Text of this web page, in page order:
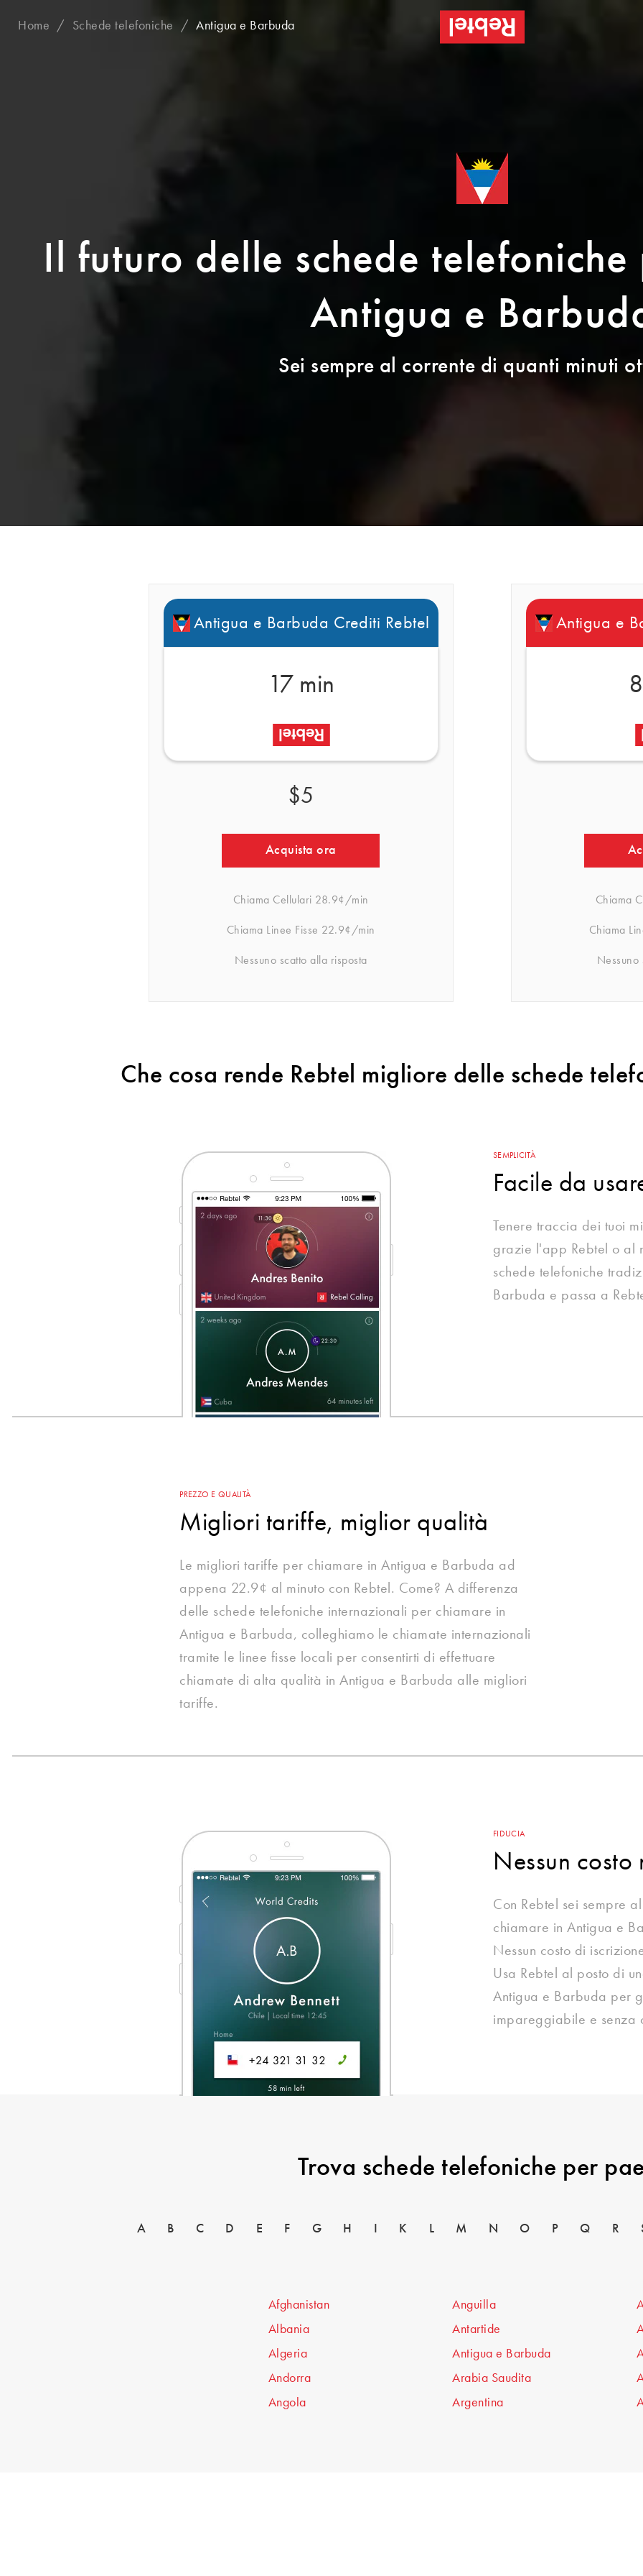
Home Schede telefoniche Antigua e Barbuda
Il futuro delle schede
Antigua e
Sei sempre al corrente di quanti minuti
Antigua e Barbuda Crediti Rebtel
17 min
$5
Acquista ora
Chiama Cellulari 28.9¢/min
Chiama Linee Fisse 22.9¢/min
Nessuno scatto alla risposta
Antigua e
Chiama
Chiama
Nessuno
Che cosa rende Rebtel migliore delle schede
SEMPLICITÀ
Facile da
Tenere traccia dei tuoi
grazie l'app Rebtel o al
schede telefoniche
Barbuda e passa a
PREZZO E QUALITÀ
Migliori tariffe, miglior qualità
Le migliori tariffe per chiamare in Antigua e Barbuda ad
appena 22.9¢ al minuto con Rebtel. Come? A differenza
delle schede telefoniche internazionali per chiamare in
Antigua e Barbuda, colleghiamo le chiamate internazionali
tramite le linee fisse locali per consentirti di effettuare
chiamate di alta qualità in Antigua e Barbuda alle migliori
tariffe.
FIDUCIA
Nessun costo
Con Rebtel sei sempre
chiamare in Antigua e
Nessun costo di
Usa Rebtel al posto di
Antigua e Barbuda per
impareggiabile e senza
Trova schede telefoniche per
A B C D E F G H K L M N O P Q R
Afghanistan
Albania
Algeria
Andorra
Angola
Anguilla
Antartide
Antigua e Barbuda
Arabia Saudita
Argentina